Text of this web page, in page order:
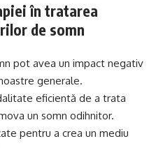
în tratarea
de somn
pot avea un impact negativ
generale.
eficientă de a trata
un somn odihnitor.
pentru a crea un mediu